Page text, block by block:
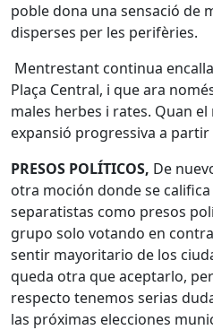
poble dona una sensació de
disperses per les perifèries.
Mentrestant continua
Plaça Central, i que ara
males herbes i rates. Quan
expansió progressiva a partir
PRESOS POLÍTICOS, De
otra moción donde se
separatistas como presos
grupo solo votando en
sentir mayoritario de los
queda otra que aceptarlo,
respecto tenemos serias
las próximas elecciones